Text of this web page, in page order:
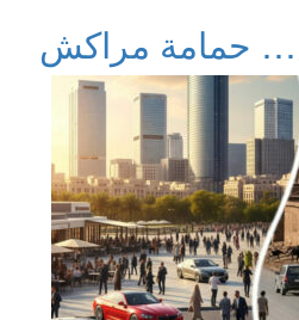
حمامة مراكش